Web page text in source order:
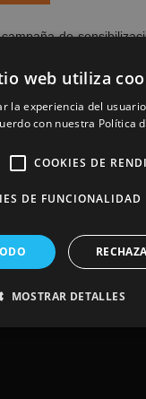
de
que fué de
(RAE) por
social negativa de los
web utiliza
la experiencia del
con nuestra Política
COOKIES DE
DE FUNCIONALIDAD
MOSTRAR DETALLES